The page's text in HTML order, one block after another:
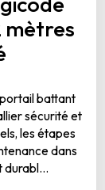
mètres
battant
sécurité et
les étapes
dans
durabl...